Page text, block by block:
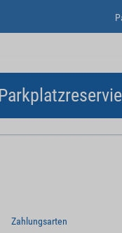
Zahlungsarten